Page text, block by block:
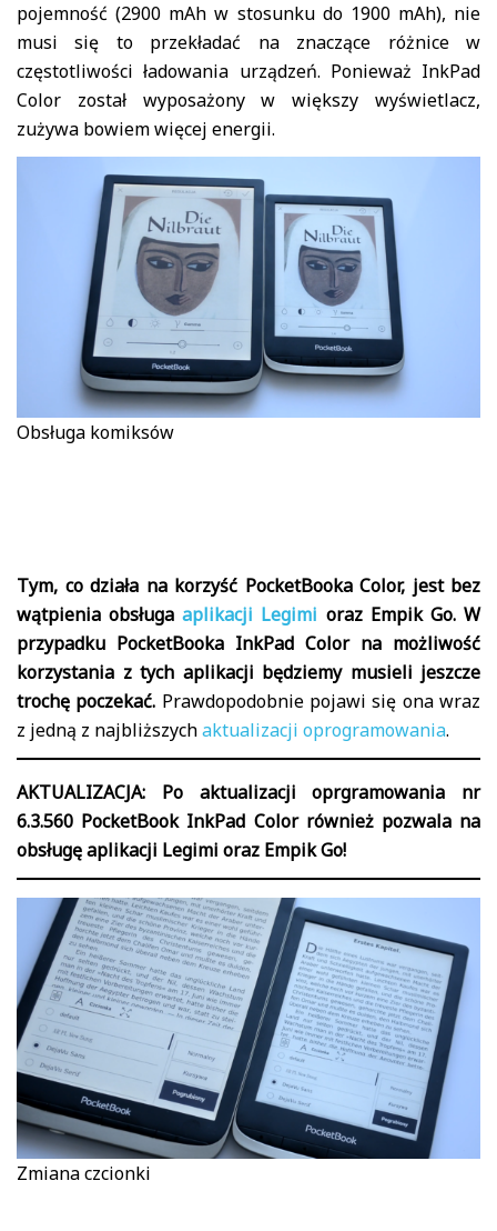
pojemność (2900 mAh w stosunku do 1900 mAh), nie
musi się to przekładać na znaczące różnice w
częstotliwości ładowania urządzeń. Ponieważ InkPad
Color został wyposażony w większy wyświetlacz,
zużywa bowiem więcej energii.
Obsługa komiksów
Tym, co działa na korzyść PocketBooka Color, jest bez
wątpienia obsługaaplikacji Legimi oraz Empik Go. W
przypadku PocketBooka InkPad Color na możliwość
korzystania z tych aplikacji będziemy musieli jeszcze
trochę poczekać. Prawdopodobnie pojawi się ona wraz
z jedną z najbliższychaktualizacji oprogramowania.
AKTUALIZACJA: Po aktualizacji oprgramowania nr
6.3.560 PocketBook InkPad Color również pozwala na
obsługę aplikacji Legimi oraz Empik Go!
Zmiana czcionki